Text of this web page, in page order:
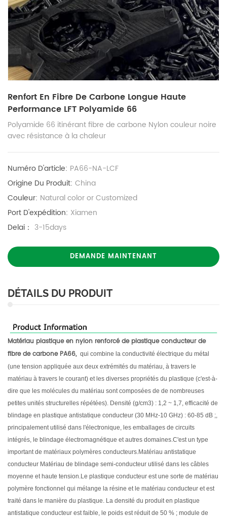
Renfort En Fibre De Carbone Longue Haute
Performance LFT Polyamide 66
Polyamide 66 itinérant fibre de carbone Nylon couleur noire
avec résistance à la chaleur
Numéro D'article: PA66-NA-LCF
Origine Du Produit: China
Couleur: Natural color or Customized
Port D'expédition: Xiamen
Delai： 3-15days
DEMANDE MAINTENANT
DÉTAILS DU PRODUIT
Matériau plastique en nylon renforcé de plastique conducteur de
fibre de carbone PA66, qui combine la conductivité électrique du métal
(une tension appliquée aux deux extrémités du matériau, à travers le
matériau à travers le courant) et les diverses propriétés du plastique (c'est-à-
dire que les molécules du matériau sont composées de de nombreuses
petites unités structurelles répétées). Densité (g/cm3) : 1,2 ~ 1,7, efficacité de
blindage en plastique antistatique conducteur (30 MHz-10 GHz) : 60-85 dB ;,
principalement utilisé dans l'électronique, les emballages de circuits
intégrés, le blindage électromagnétique et autres domaines.C'est un type
important de matériaux polymères conducteurs.Matériau antistatique
conducteur Matériau de blindage semi-conducteur utilisé dans les câbles
moyenne et haute tension.Le plastique conducteur est une sorte de matériau
polymère fonctionnel qui mélange la résine et le matériau conducteur et est
traité dans le manière du plastique. La densité du produit en plastique
antistatique conducteur est faible, le poids est réduit de 50 % ; module de